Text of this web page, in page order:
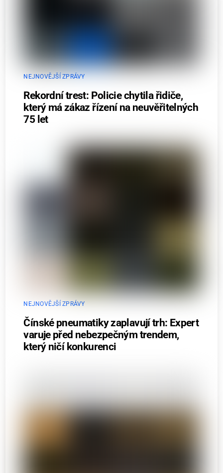
NEJNOVĚJŠÍ ZPRÁVY
Rekordní trest: Policie chytila řidiče,
který má zákaz řízení na neuvěřitelných
75 let
NEJNOVĚJŠÍ ZPRÁVY
Čínské pneumatiky zaplavují trh: Expert
varuje před nebezpečným trendem,
který ničí konkurenci